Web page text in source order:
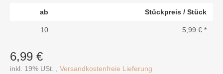
ab Stückpreis / Stück
10 5,99 €*
6,99 €
inkl. 19% USt. , Versandkostenfreie Lieferung